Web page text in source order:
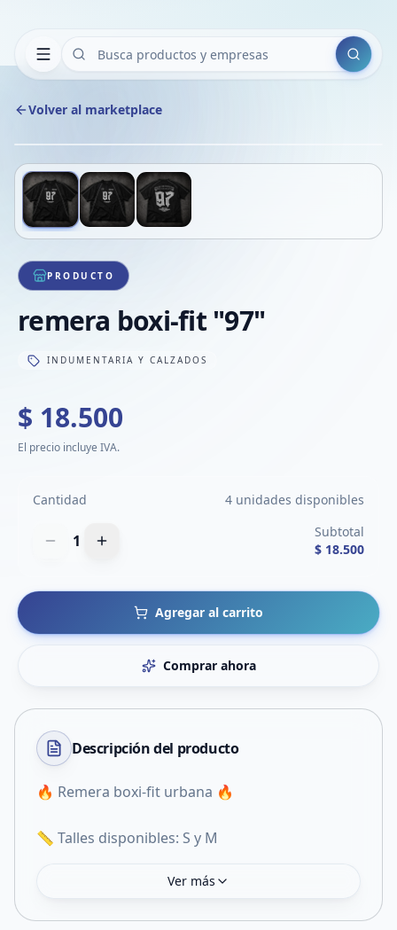
Buscar
Volver al marketplace
1/3
PRODUCTO
remera boxi-fit "97"
INDUMENTARIA Y CALZADOS
$ 18.500
El precio incluye IVA.
Cantidad 4 unidades disponibles
1
Subtotal
$ 18.500
Agregar al carrito
Comprar ahora
Descripción del producto
🔥 Remera boxi-fit urbana 🔥
📏 Talles disponibles: S y M
Ver más